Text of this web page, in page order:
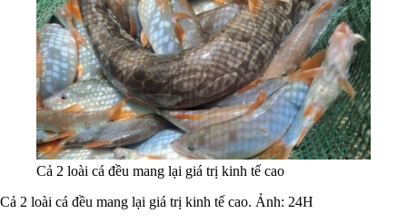
Cả 2 loài cá đều mang lại giá trị kinh tế cao
Cả 2 loài cá đều mang lại giá trị kinh tế cao. Ảnh: 24H